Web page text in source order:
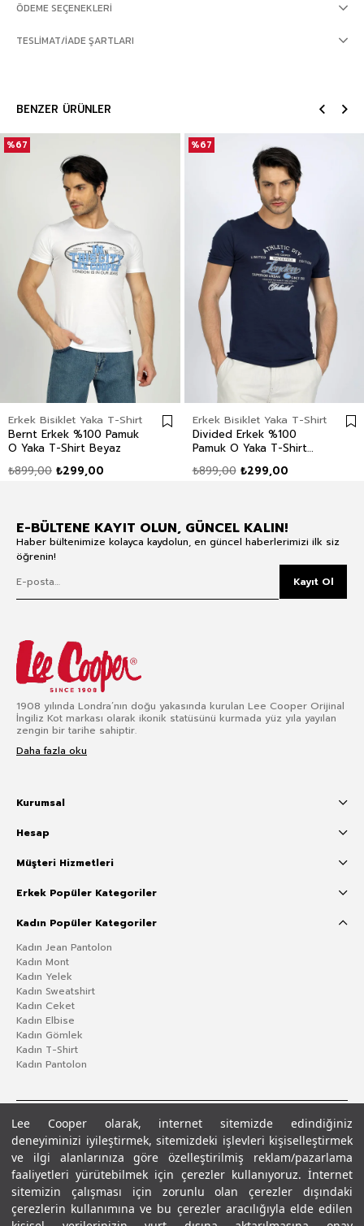
Lee Cooper olarak, internet sitemizde edindiğiniz
deneyiminizi iyileştirmek, sitemizdeki işlevleri kişiselleştirmek
ve ilgi alanlarınıza göre özelleştirilmiş reklam/pazarlama
faaliyetleri yürütebilmek için çerezler kullanıyoruz. İnternet
sitemizin çalışması için zorunlu olan çerezler dışındaki
çerezlerin kullanımına ve bu çerezler aracılığıyla elde edilen
ÖDEME SEÇENEKLERI
TESLIMAT/İADE ŞARTLARI
BENZER ÜRÜNLER
Erkek Bisiklet Yaka T-Shirt
Bernt Erkek %100 Pamuk
O Yaka T-Shirt Beyaz
₺299,00
₺899,00
%67
Erkek Bisiklet Yaka T-Shirt
Divided Erkek %100
Pamuk O Yaka T-Shirt
₺299,00
₺899,00
%67
E-BÜLTENE KAYIT OLUN, GÜNCEL KALIN!
Haber bültenimize kolayca kaydolun, en güncel haberlerimizi ilk siz
öğrenin!
Kayıt Ol
1908 yılında Londra’nın doğu yakasında kurulan Lee Cooper Orijinal
İngiliz Kot markası olarak ikonik statüsünü kurmada yüz yıla yayılan
zengin bir tarihe sahiptir.
Daha fazla oku
Kurumsal
Hesap
Müşteri Hizmetleri
Erkek Popüler Kategoriler
Kadın Popüler Kategoriler
Kadın Jean Pantolon
Kadın Mont
Kadın Yelek
Kadın Sweatshirt
Kadın Ceket
Kadın Elbise
Kadın Gömlek
Kadın T-Shirt
Kadın Pantolon
Gizlilik PolitikasıÇerez Politikası KVKK Aydınlatma MetniŞartlar ve Koşullar